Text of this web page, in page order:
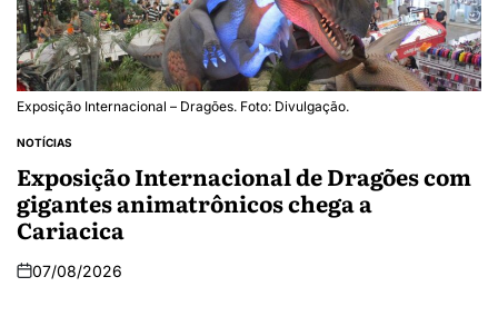
Exposição Internacional – Dragões. Foto: Divulgação.
NOTÍCIAS
Exposição Internacional de Dragões com
gigantes animatrônicos chega a
Cariacica
07/08/2026